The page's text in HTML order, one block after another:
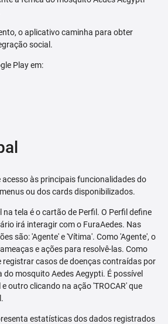
o aplicativo caminha para obter
social.
Play em:
às principais funcionalidades do
ou dos cards disponibilizados.
na tela é o cartão de Perfil. O Perfil define
irá interagir com o FuraAedes. Nas
são: 'Agente' e 'Vítima'. Como 'Agente', o
e ações para resolvê-las. Como
registrar casos de doenças contraídas por
mosquito Aedes Aegypti. É possível
outro clicando na ação 'TROCAR' que
estatísticas dos dados registrados